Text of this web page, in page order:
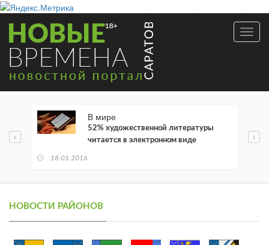
В мире
52% художественной литературы
читается в электронном виде
18.01.2016
НОВОСТИ РАЙОНОВ